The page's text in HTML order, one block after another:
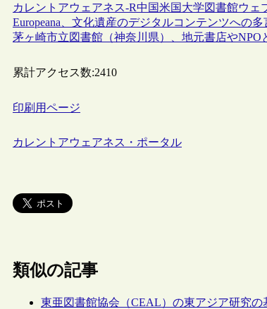
カレントアウェアネス-R中国米国 大学図書館ウェ
Europeana、文化遺産のデジタルコンテンツへの
茅ヶ崎市立図書館（神奈川県）、地元書店や
累計アクセス数:2410
印刷用ページ
カレントアウェアネス・ポータル
類似の記事
東亜図書館協会（CEAL）の東アジア研究